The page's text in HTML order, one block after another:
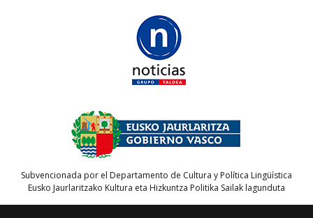
Subvencionada por el Departamento de Cultura y Política Lingüística
Eusko Jaurlaritzako Kultura eta Hizkuntza Politika Sailak lagunduta